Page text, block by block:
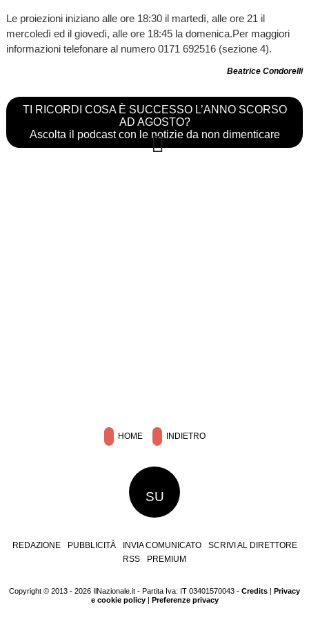
Le proiezioni iniziano alle ore 18:30 il martedì, alle ore 21 il
mercoledì ed il giovedì, alle ore 18:45 la domenica.Per maggiori
informazioni telefonare al numero 0171 692516 (sezione 4).
Beatrice Condorelli
TI RICORDI COSA È SUCCESSO L’ANNO SCORSO
AD AGOSTO?
Ascolta il podcast con le notizie da non dimenticare
HOME INDIETRO
SU
REDAZIONE PUBBLICITÀ INVIA COMUNICATO
SCRIVI AL DIRETTORE
RSS
PREMIUM
Copyright © 2013 - 2026 IlNazionale.it - Partita Iva: IT 03401570043 - Credits
Privacy
e cookie policy| Preferenze privacy